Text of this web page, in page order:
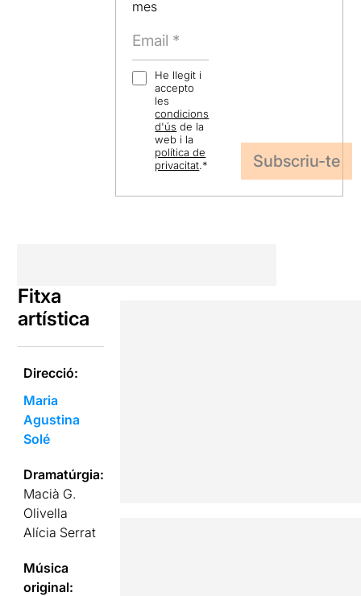
mes
He llegit i
accepto
les
condicions
d'ús de la
web i la
política de
privacitat.*
Fitxa
artística
Direcció:
Maria
Agustina
Solé
Dramatúrgia:
Macià G.
Olivella
Alícia Serrat
Música
original: